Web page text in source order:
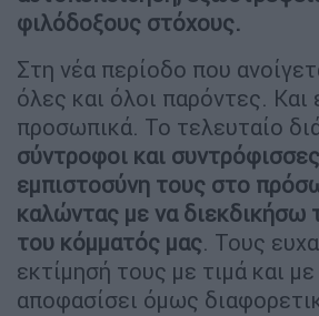
φιλόδοξους στόχους.
Στη νέα περίοδο που
όλες και όλοι παρόντες. Και
προσωπικά. Το τελευταίο
σύντροφοι και
εμπιστοσύνη τους στο
καλώντας με να διεκδικήσω
του κόμματός μας. Τους
εκτίμησή τους με τιμά και
αποφασίσει όμως